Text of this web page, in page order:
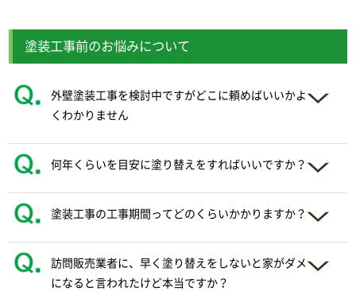
塗装工事前のお悩みについて
外壁塗装工事を検討中ですがどこに頼めばいいかよ
くわかりません
何年くらいを目安に塗り替えをすればいいですか？
塗装工事の工事期間ってどのくらいかかりますか？
訪問販売業者に、早く塗り替えをしないと家がダメ
になると言われたけど本当ですか？